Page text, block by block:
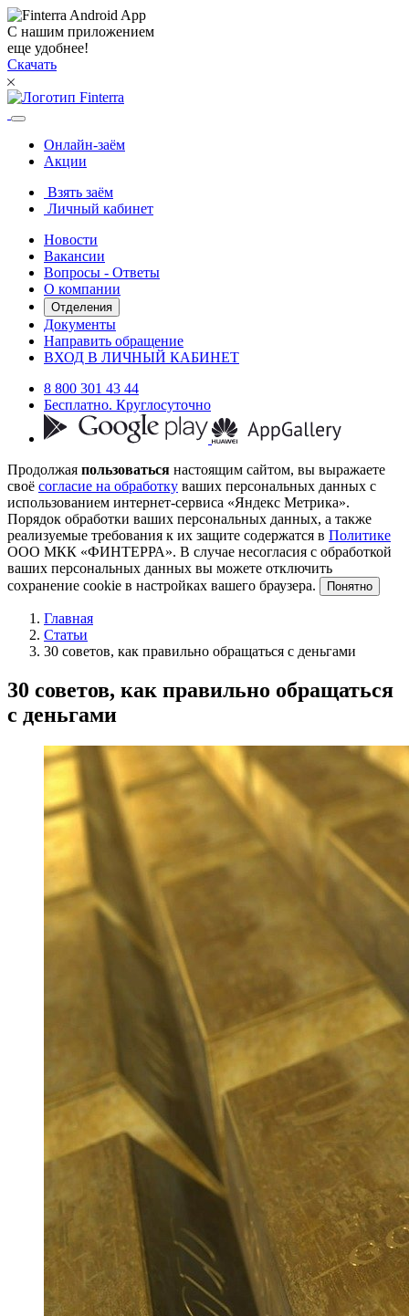
С нашим приложением
еще удобнее!
Скачать
Онлайн-заём
Акции
Взять заём
Личный кабинет
Новости
Вакансии
Вопросы - Ответы
О компании
Отделения
Документы
Направить обращение
ВХОД В ЛИЧНЫЙ КАБИНЕТ
8 800 301 43 44
Бесплатно. Круглосуточно
Продолжая пользоваться настоящим сайтом, вы выражаете
своё согласие на обработку ваших персональных данных с
использованием интернет-сервиса «Яндекс Метрика».
Порядок обработки ваших персональных данных, а также
реализуемые требования к их защите содержатся в Политике
ООО МКК «ФИНТЕРРА». В случае несогласия с обработкой
ваших персональных данных вы можете отключить
сохранение cookie в настройках вашего браузера.
Понятно
Главная
Статьи
30 советов, как правильно обращаться с деньгами
30 советов, как правильно обращаться
с деньгами